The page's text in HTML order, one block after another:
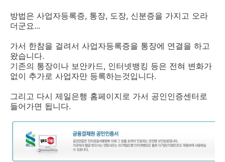
방법은 사업자등록증, 통장, 도장, 신분증을 가지고 오라
더군요...
가서 한참을 걸려서 사업자등록증을 통장에 연결을 하고
왔습니다.
기존의 통장이나 보안카드, 인터넷뱅킹 등은 전혀 변화가
없이 추가로 사업자만 등록하는것입니다.
그리고 다시 제일은행 홈페이지로 가서 공인인증센터로
들어가면 됩니다.